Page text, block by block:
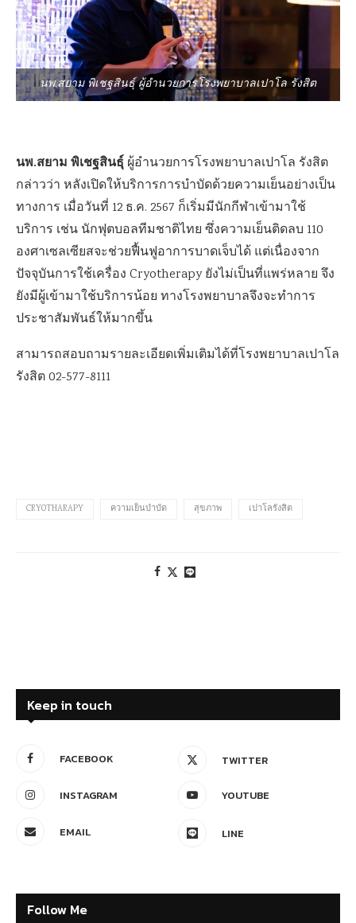
นพ.สยาม พิเชฐสินธุ์ ผู้อำนวยการโรงพยาบาลเปาโล รังสิต
นพ.สยาม พิเชฐสินธุ์ ผู้อำนวยการโรงพยาบาลเปาโล รังสิต
กล่าวว่า หลังเปิดให้บริการการบำบัดด้วยความเย็นอย่างเป็น
ทางการ เมื่อวันที่ 12 ธ.ค. 2567 ก็เริ่มมีนักกีฬาเข้ามาใช้
บริการ เช่น นักฟุตบอลทีมชาติไทย ซึ่งความเย็นติดลบ 110
องศาเซลเซียสจะช่วยฟื้นฟูอาการบาดเจ็บได้ แต่เนื่องจาก
ปัจจุบันการใช้เครื่อง Cryotherapy ยังไม่เป็นที่แพร่หลาย จึง
ยังมีผู้เข้ามาใช้บริการน้อย ทางโรงพยาบาลจึงจะทำการ
ประชาสัมพันธ์ให้มากขึ้น
สามารถสอบถามรายละเอียดเพิ่มเติมได้ที่โรงพยาบาลเปาโล
รังสิต 02-577-8111
CRYOTHARAPY ความเย็นบำบัด สุขภาพ เปาโลรังสิต
Keep in touch
FACEBOOK TWITTER
INSTAGRAM YOUTUBE
EMAIL LINE
Follow Me